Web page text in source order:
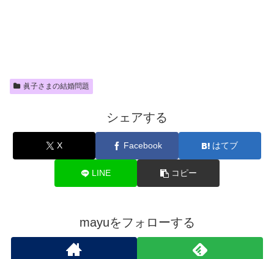
眞子さまの結婚問題
シェアする
X Facebook はてブ
LINE コピー
mayuをフォローする